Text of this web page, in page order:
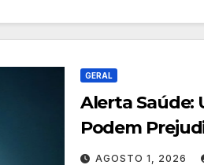
GERAL
Alerta Saúde:
Podem
Masculina e o
AGOSTO 1, 2026